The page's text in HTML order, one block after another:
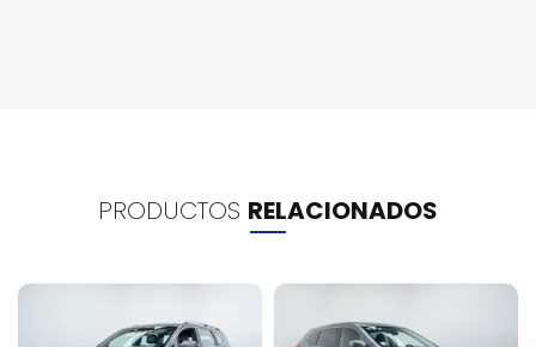
PRODUCTOS RELACIONADOS